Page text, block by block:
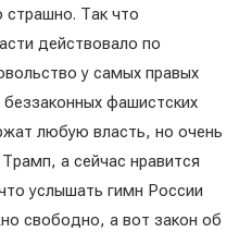
Так что
действовало по
у самых правых
фашистских
любую власть, но очень
а сейчас нравится
услышать гимн России
свободно, а вот закон об